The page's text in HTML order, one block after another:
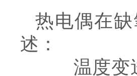
热电偶在
述：
温度变送